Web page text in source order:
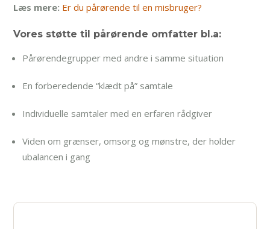
Læs mere: Er du pårørende til en misbruger?
Vores støtte til pårørende omfatter bl.a:
Pårørendegrupper med andre i samme situation
En forberedende “klædt på” samtale
Individuelle samtaler med en erfaren rådgiver
Viden om grænser, omsorg og mønstre, der holder
ubalancen i gang